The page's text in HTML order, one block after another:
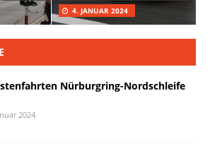
4. JANUAR 2024
Nürburgring-Nordschleife
2024